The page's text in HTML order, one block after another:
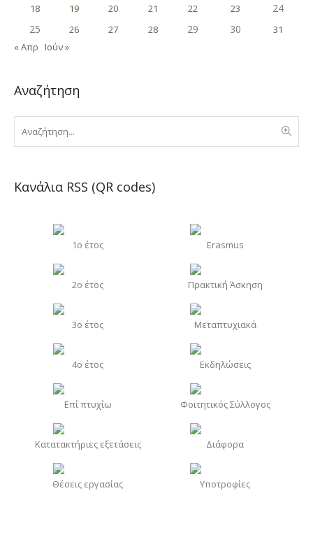
18 19 20 21 22 23
24
25
26 27 28 29 30
31
« Απρ Ιούν »
Αναζήτηση
Κανάλια RSS (QR codes)
1o έτος Erasmus
2o έτος Πρακτική Άσκηση
3o έτος Μεταπτυχιακά
4o έτος Εκδηλώσεις
Επί πτυχίω Φοιτητικός Σύλλογος
Κατατακτήριες εξετάσεις Διάφορα
Θέσεις εργασίας Υποτροφίες